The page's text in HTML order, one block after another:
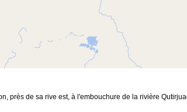
près de sa rive est, à l'embouchure de la rivière